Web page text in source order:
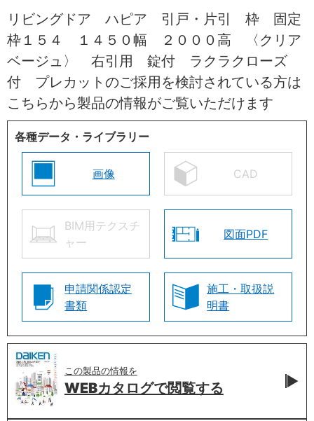
リビングドア ハピア 引戸・片引 枠 固定
枠１５４ １４５０幅 ２０００高 〈クリア
ベージュ〉 右引用 錠付 ラクラクローズ
付 プレカットのご採用を検討されている方は
こちらから製品の情報がご覧いただけます
各種データ・ライブラリー
画像 CAD
BIM用テクスチ
ャー
図面PDF
申請関係認定
書類
施工・取扱説
明書
この製品の情報を
WEBカタログで閲覧する